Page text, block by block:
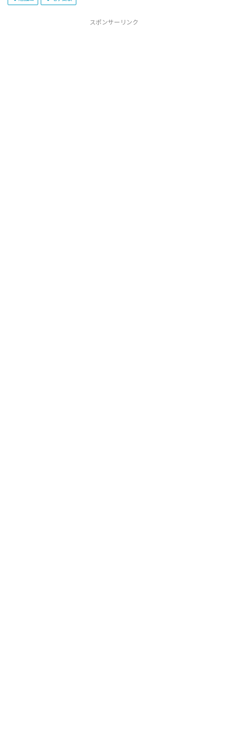
スポンサーリンク